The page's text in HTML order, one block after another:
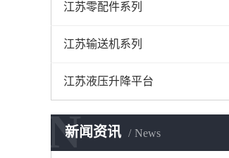
江苏零配件系列
江苏输送机系列
江苏液压升降平台
新闻资讯 News
N